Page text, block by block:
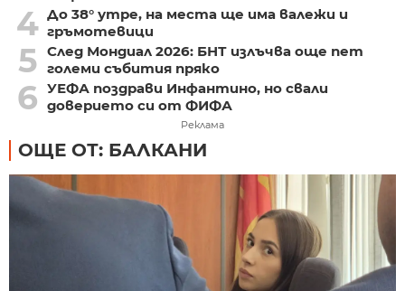
4 До 38° утре, на места ще има валежи и
гръмотевици
5 След Мондиал 2026: БНТ излъчва още пет
големи събития пряко
6 УЕФА поздрави Инфантино, но свали
доверието си от ФИФА
Реклама
ОЩЕ ОТ: БАЛКАНИ